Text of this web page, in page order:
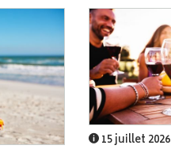
15 juillet 2026